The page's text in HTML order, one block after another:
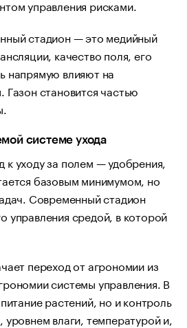
управления рисками.
стадион — это медийный
качество поля, его
напрямую влияют на
Газон становится частью
системе ухода
к уходу за полем — удобрения,
базовым минимумом, но
Современный стадион
управления средой, в которой
переход от агрономии из
системы управления. В
растений, но и контроль
влаги, температурой и,